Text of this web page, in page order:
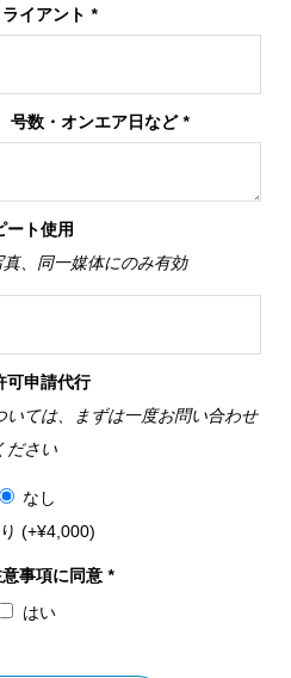
イアント *
号数・オンエア日など*
ート使用
、同一媒体にのみ有効
可申請代行
ては、まずは一度お問い合わせ
ださい
なし
(+¥4,000)
事項に同意 *
はい